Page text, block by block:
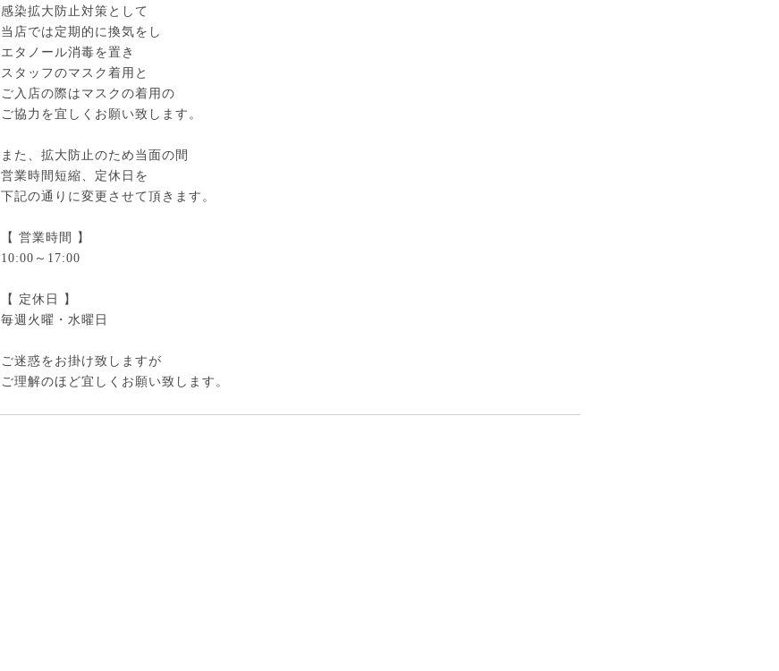
感染拡大防止対策として
当店では定期的に換気をし
エタノール消毒を置き
スタッフのマスク着用と
ご入店の際はマスクの着用の
ご協力を宜しくお願い致します。
また、拡大防止のため 当面の間
営業時間短縮、定休日を
下記の通りに変更させて頂きます。
【 営業時間 】
10:00～17:00
【 定休日 】
毎週火曜・水曜日
ご迷惑をお掛け致しますが
ご理解のほど宜しくお願い致します。